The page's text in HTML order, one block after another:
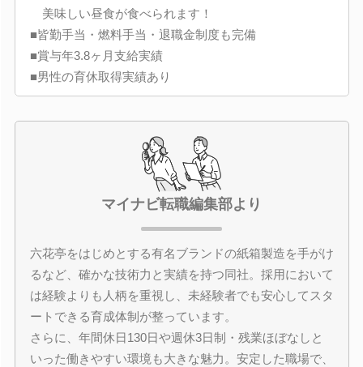
美味しい昼食が食べられます！
■皆勤手当・燃料手当・退職金制度も完備
■賞与年3.8ヶ月支給実績
■男性の育休取得実績あり
マイナビ転職編集部より
六花亭をはじめとする有名ブランドの紙箱製造を手がけ
るなど、確かな技術力と実績を持つ同社。採用において
は経験よりも人柄を重視し、未経験者でも安心してスタ
ートできる育成体制が整っています。
さらに、年間休日130日や週休3日制・残業ほぼなしと
いった働きやすい環境も大きな魅力。安定した職場で、